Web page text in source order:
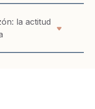
la actitud